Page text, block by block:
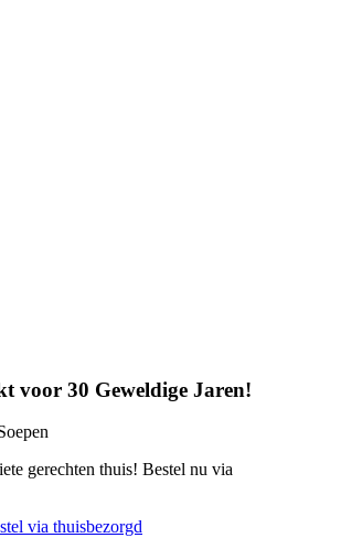
voor 30 Geweldige Jaren!
gerechten thuis! Bestel nu via
via thuisbezorgd